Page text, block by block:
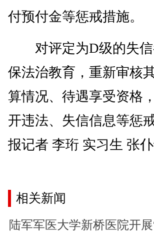
付预付金等惩戒措施。
对评定为D级的失信
保法治教育，重新审核
算情况、待遇享受资格
开违法、失信信息等惩
报记者 李珩 实习生 张
相关新闻
陆军军医大学新桥医院开